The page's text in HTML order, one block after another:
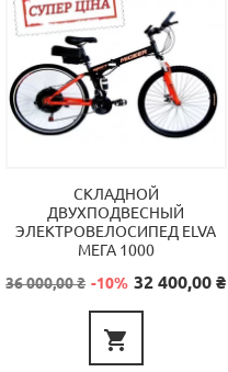
СКЛАДНОЙ
ДВУХПОДВЕСНЫЙ
ЭЛЕКТРОВЕЛОСИПЕД ELVA
МЕГА 1000
Базовая
цена
36 000,00 ₴ -10% Цена
32 400,00 ₴
